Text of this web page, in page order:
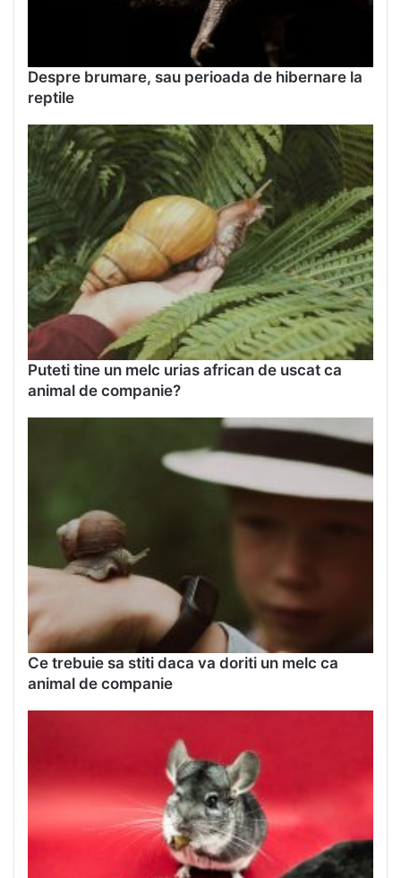
Despre brumare, sau perioada de hibernare la
reptile
Puteti tine un melc urias african de uscat ca
animal de companie?
Ce trebuie sa stiti daca va doriti un melc ca
animal de companie